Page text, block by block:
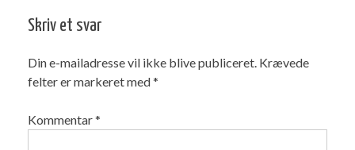
Skriv et svar
Din e-mailadresse vil ikke blive publiceret. Krævede
felter er markeret med*
Kommentar*